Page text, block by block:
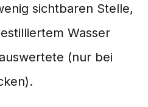
sichtbaren Stelle,
Wasser
(nur bei